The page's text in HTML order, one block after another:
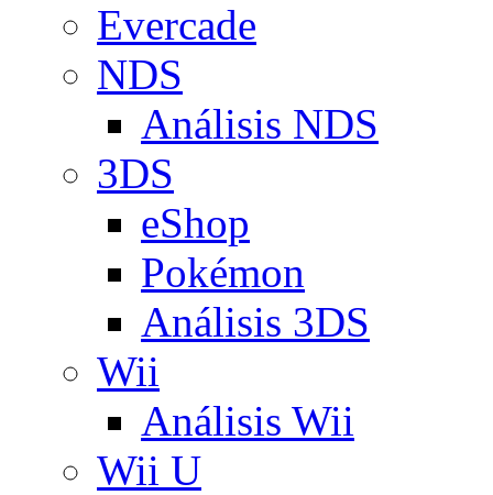
Evercade
NDS
Análisis NDS
3DS
eShop
Pokémon
Análisis 3DS
Wii
Análisis Wii
Wii U